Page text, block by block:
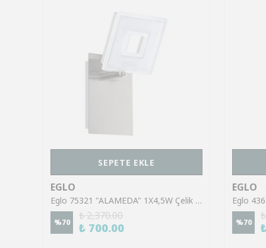
SEPETE EKLE
EGLO
Eglo 75321 "ALAMEDA" 1X4,5W Çelik Nikel Mat Sıva Üstü Spot
%70
₺ 2,370.00
₺ 700.00
EGLO
%70